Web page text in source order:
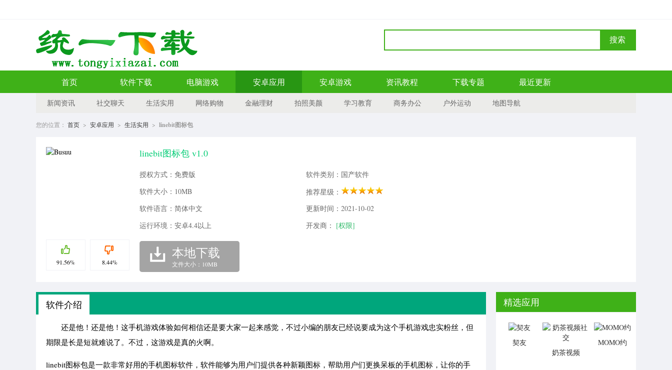
搜索
首页 软件下载 电脑游戏 安卓应用 安卓游戏 资讯教程 下载专题 最近更新
新闻资讯 社交聊天 生活实用 网络购物 金融理财 拍照美颜 学习教育 商务办公 户外运动 地图导航
您的位置： 首页 > 安卓应用 > 生活实用 > linebit图标包
91.56% 8.44%
linebit图标包 v1.0
授权方式：免费版
软件类别：国产软件
软件大小：10MB
推荐星级：
软件语言：简体中文
更新时间：2021-10-02
运行环境：安卓4.4以上
开发商： [权限]
本地下载
文件大小：10MB
软件介绍
还是他！还是他！这手机游戏体验如何相信还是要大家一起来感觉，不过小编的朋友已经说要成为这个手机游戏忠实粉丝，但
期限是长是短就难说了。不过，这游戏是真的火啊。
linebit图标包是一款非常好用的手机图标软件，软件能够为用户们提供各种新颖图标，帮助用户们更换呆板的手机图标，让你的手
精选应用
契友
奶茶视频
MOMO约